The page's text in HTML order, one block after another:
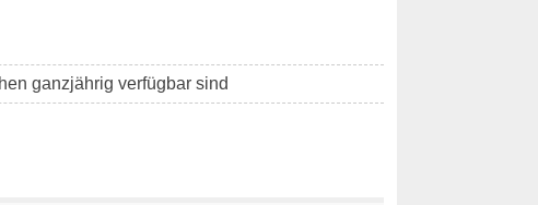
ganzjährig verfügbar sind